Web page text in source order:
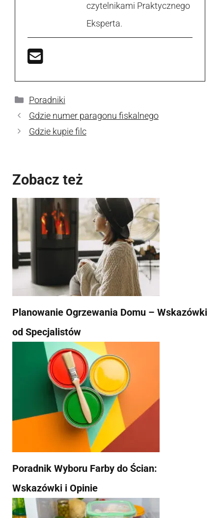
czytelnikami Praktycznego
Eksperta.
Kategorie
Poradniki
Gdzie numer paragonu fiskalnego
Gdzie kupie filc
Zobacz też
Planowanie Ogrzewania Domu – Wskazówki
od Specjalistów
Poradnik Wyboru Farby do Ścian:
Wskazówki i Opinie